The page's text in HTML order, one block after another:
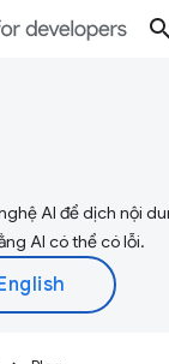
AI để dịch nội
AI có thể có lỗi.